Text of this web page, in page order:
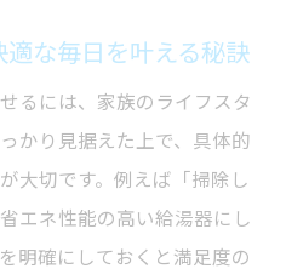
な毎日を叶える秘訣
るには、家族のライフスタ
かり見据えた上で、具体的
大切です。例えば「掃除し
エネ性能の高い給湯器にし
明確にしておくと満足度の